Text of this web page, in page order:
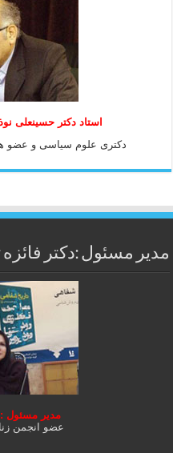
استاد دكتر حسينعلی
دكتری علوم سياسی و عضو
مدیر مسئول :دکتر فائزه
مدیر مسئول
عضو انجمن